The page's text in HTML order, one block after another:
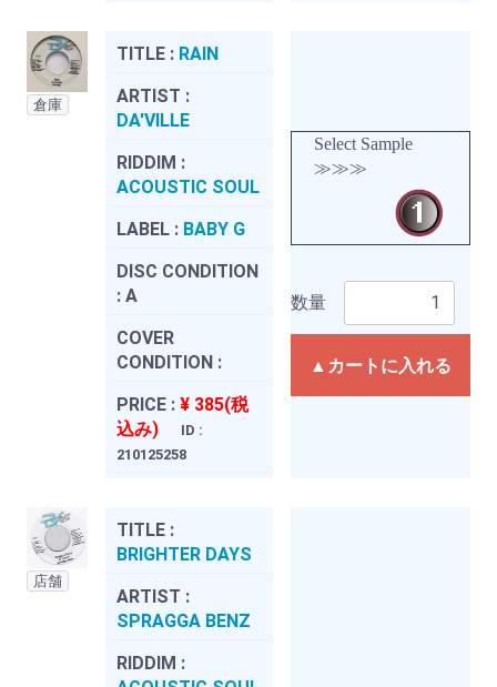
倉庫
TITLE : RAIN
ARTIST :
DA'VILLE
RIDDIM :
ACOUSTIC SOUL
LABEL : BABY G
DISC CONDITION
: A
COVER
CONDITION :
PRICE : ¥ 385(税
込み)
ID :
210125258
Select Sample
≫≫≫
数量
▲カートに入れる
店舗
TITLE :
BRIGHTER DAYS
ARTIST :
SPRAGGA BENZ
RIDDIM :